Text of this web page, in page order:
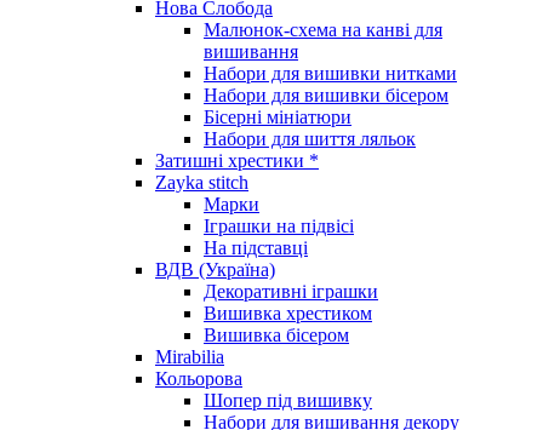
Нова Слобода
Малюнок-схема на канві для
вишивання
Набори для вишивки нитками
Набори для вишивки бісером
Бісерні мініатюри
Набори для шиття ляльок
Затишні хрестики *
Zayka stitch
Марки
Іграшки на підвісі
На підставці
ВДВ (Україна)
Декоративні іграшки
Вишивка хрестиком
Вишивка бісером
Mirabilia
Кольорова
Шопер під вишивку
Набори для вишивання декору